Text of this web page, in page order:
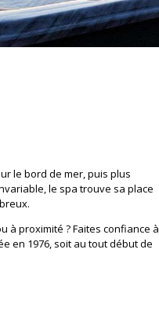
le bord de mer, puis plus
le spa trouve sa place
à proximité ? Faites confiance à
en 1976, soit au tout début de